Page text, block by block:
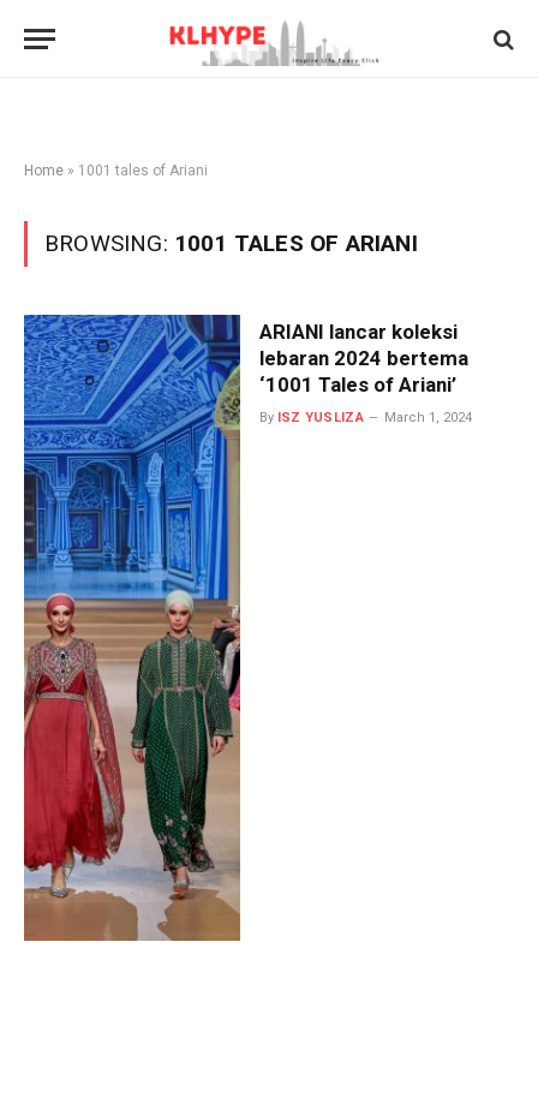
Home » 1001 tales of Ariani
BROWSING: 1001 TALES OF ARIANI
ARIANI lancar koleksi
lebaran 2024 bertema
‘1001 Tales of Ariani’
By ISZ YUSLIZA March 1, 2024